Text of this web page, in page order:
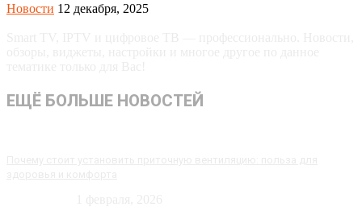
Новости 12 декабря, 2025
ЕЩЁ БОЛЬШЕ НОВОСТЕЙ